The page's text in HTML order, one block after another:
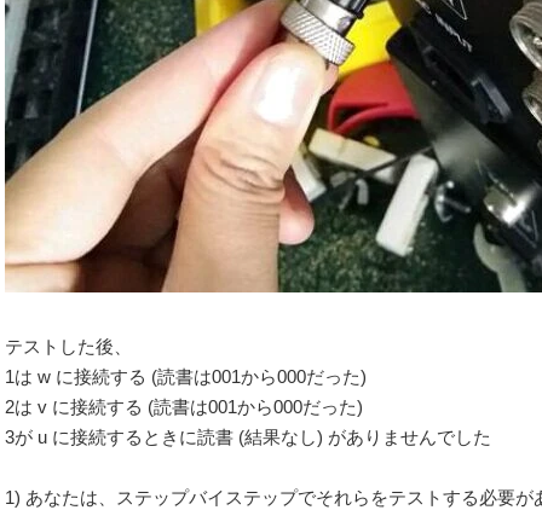
テストした後、
1は w に接続する (読書は001から000だった)
2は v に接続する (読書は001から000だった)
3が u に接続するときに読書 (結果なし) がありませんでした
1) あなたは、ステップバイステップでそれらをテストする必要が